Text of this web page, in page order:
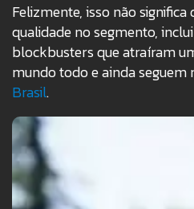
Felizmente, isso não
qualidade no segmento,
blockbusters que atraíram
mundo todo e ainda
Brasil.